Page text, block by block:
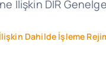
İlişkin DİR
Dahilde İşleme